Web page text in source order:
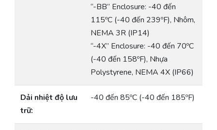
“-BB” Enclosure: -40 đến
115ºC (-40 đến 239ºF), Nhôm,
NEMA 3R (IP14)
“-4X” Enclosure: -40 đến 70ºC
(-40 đến 158ºF), Nhựa
Polystyrene, NEMA 4X (IP66)
Dải nhiệt độ lưu
trữ:
-40 đến 85ºC (-40 đến 185ºF)